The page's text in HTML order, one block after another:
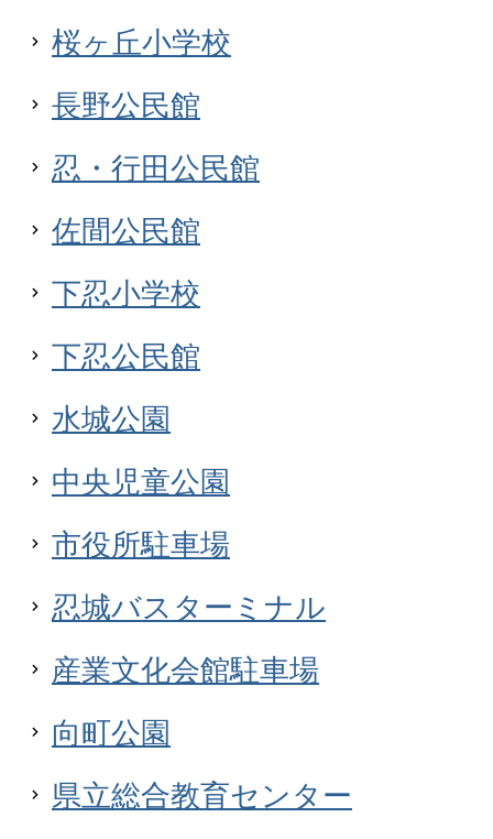
桜ヶ丘小学校
長野公民館
忍・行田公民館
佐間公民館
下忍小学校
下忍公民館
水城公園
中央児童公園
市役所駐車場
忍城バスターミナル
産業文化会館駐車場
向町公園
県立総合教育センター